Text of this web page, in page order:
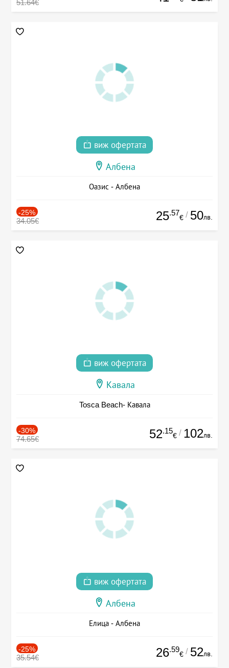
51.64€
виж офертата
Албена
Оазис - Албена
-25%
34.05€ 25.57
€ / 50лв.
виж офертата
Кавала
Tosca Beach- Кавала
-30%
74.65€ 52.15
€ / 102лв.
виж офертата
Албена
Елица - Албена
-25%
35.54€ 26.59
€ / 52лв.